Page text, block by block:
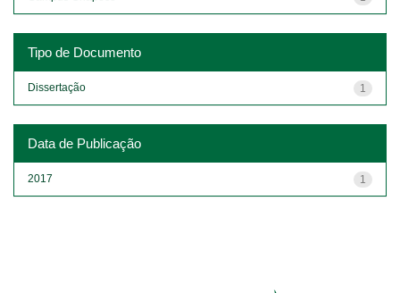
Tipo de Documento
1
Dissertação
Data de Publicação
1
2017